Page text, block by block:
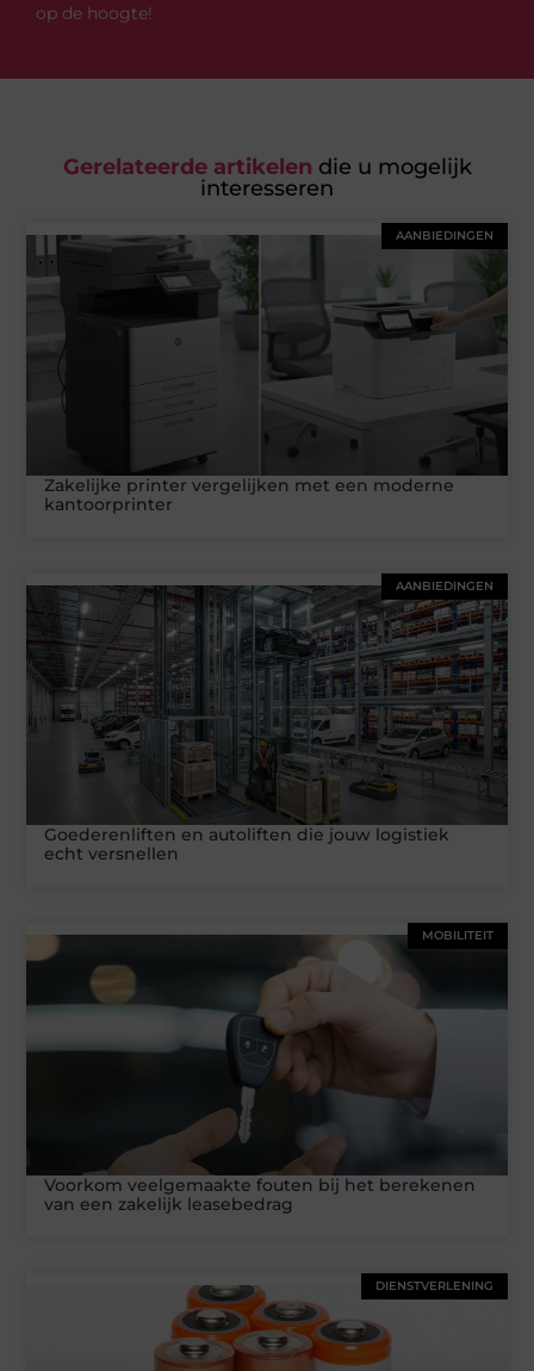
op de hoogte!
Gerelateerde artikelen die u mogelijk
interesseren
AANBIEDINGEN
Zakelijke printer vergelijken met een moderne
kantoorprinter
AANBIEDINGEN
Goederenliften en autoliften die jouw logistiek
echt versnellen
MOBILITEIT
Voorkom veelgemaakte fouten bij het berekenen
van een zakelijk leasebedrag
DIENSTVERLENING